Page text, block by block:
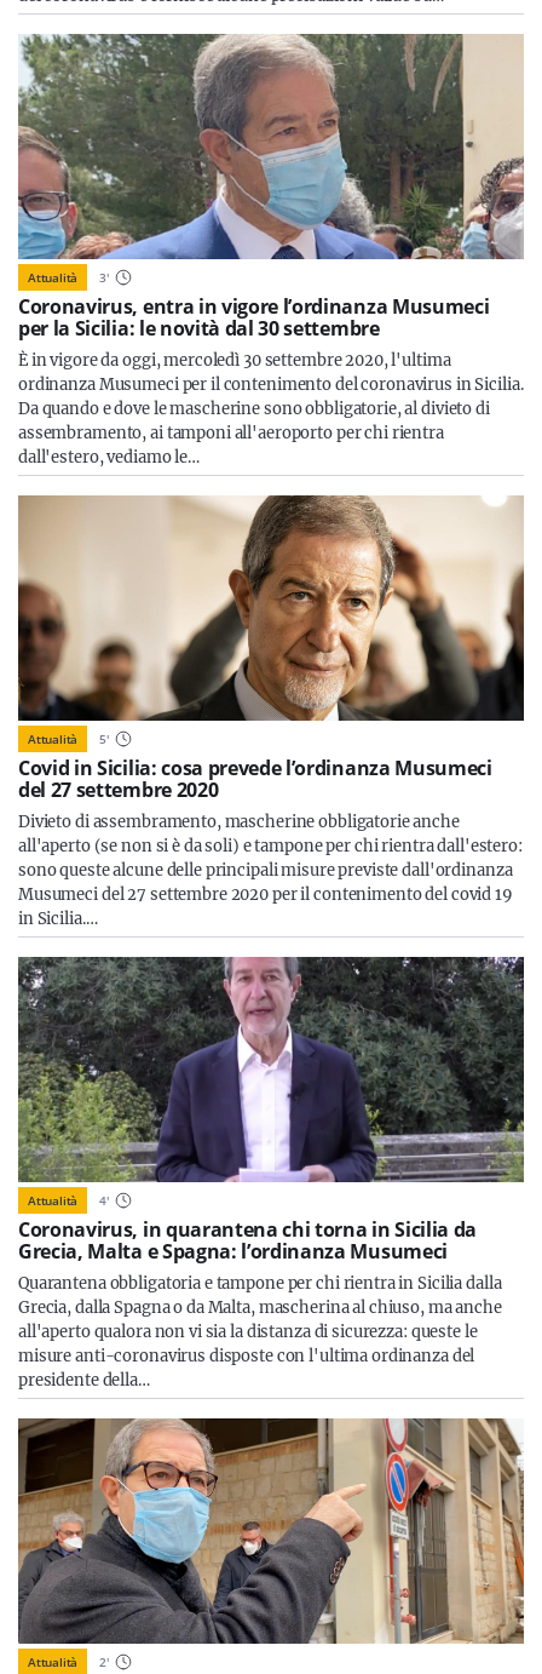
Attualità 3'
Coronavirus, entra in vigore l’ordinanza Musumeci
per la Sicilia: le novità dal 30 settembre
È in vigore da oggi, mercoledì 30 settembre 2020, l'ultima
ordinanza Musumeci per il contenimento del coronavirus in Sicilia.
Da quando e dove le mascherine sono obbligatorie, al divieto di
assembramento, ai tamponi all'aeroporto per chi rientra
dall'estero, vediamo le…
Attualità 5'
Covid in Sicilia: cosa prevede l’ordinanza Musumeci
del 27 settembre 2020
Divieto di assembramento, mascherine obbligatorie anche
all'aperto (se non si è da soli) e tampone per chi rientra dall'estero:
sono queste alcune delle principali misure previste dall'ordinanza
Musumeci del 27 settembre 2020 per il contenimento del covid 19
in Sicilia.…
Attualità 4'
Coronavirus, in quarantena chi torna in Sicilia da
Grecia, Malta e Spagna: l’ordinanza Musumeci
Quarantena obbligatoria e tampone per chi rientra in Sicilia dalla
Grecia, dalla Spagna o da Malta, mascherina al chiuso, ma anche
all'aperto qualora non vi sia la distanza di sicurezza: queste le
misure anti-coronavirus disposte con l'ultima ordinanza del
presidente della…
Attualità 2'